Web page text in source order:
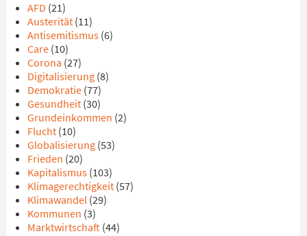
AFD (21)
Austerität (11)
Antisemitismus (6)
Care (10)
Corona (27)
Digitalisierung (8)
Demokratie (77)
Gesundheit (30)
Grundeinkommen (2)
Flucht (10)
Globalisierung (53)
Frieden (20)
Kapitalismus (103)
Klimagerechtigkeit (57)
Klimawandel (29)
Kommunen (3)
Marktwirtschaft (44)